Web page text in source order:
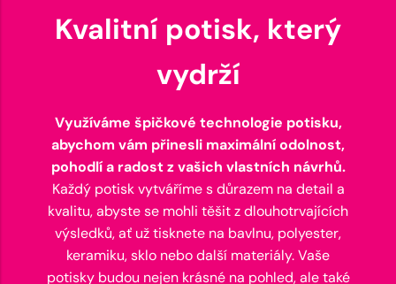
Kvalitní potisk, který
vydrží
Využíváme špičkové technologie potisku,
abychom vám přinesli maximální odolnost,
pohodlí a radost z vašich vlastních návrhů.
Každý potisk vytváříme s důrazem na detail a
kvalitu, abyste se mohli těšit z dlouhotrvajících
výsledků, ať už tisknete na bavlnu, polyester,
keramiku, sklo nebo další materiály. Vaše
potisky budou nejen krásné na pohled, ale také